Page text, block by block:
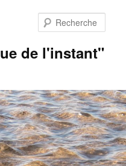
de l'instant"